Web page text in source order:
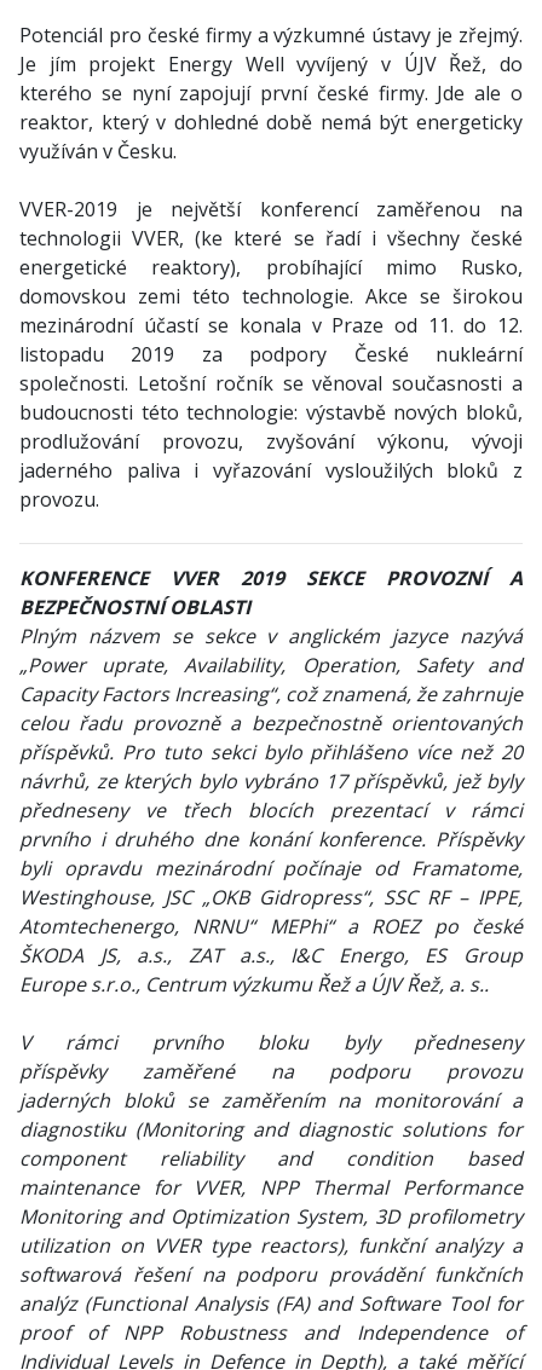
Potenciál pro české firmy a výzkumné ústavy je zřejmý.
Je jím projekt Energy Well vyvíjený v ÚJV Řež, do
kterého se nyní zapojují první české firmy. Jde ale o
reaktor, který v dohledné době nemá být energeticky
využíván v Česku.
VVER-2019 je největší konferencí zaměřenou na
technologii VVER, (ke které se řadí i všechny české
energetické reaktory), probíhající mimo Rusko,
domovskou zemi této technologie. Akce se širokou
mezinárodní účastí se konala v Praze od 11. do 12.
listopadu 2019 za podpory České nukleární
společnosti. Letošní ročník se věnoval současnosti a
budoucnosti této technologie: výstavbě nových bloků,
prodlužování provozu, zvyšování výkonu, vývoji
jaderného paliva i vyřazování vysloužilých bloků z
provozu.
KONFERENCE VVER 2019 SEKCE PROVOZNÍ A
BEZPEČNOSTNÍ OBLASTI
Plným názvem se sekce v anglickém jazyce nazývá
„Power uprate, Availability, Operation, Safety and
Capacity Factors Increasing“, což znamená, že zahrnuje
celou řadu provozně a bezpečnostně orientovaných
příspěvků. Pro tuto sekci bylo přihlášeno více než 20
návrhů, ze kterých bylo vybráno 17 příspěvků, jež byly
předneseny ve třech blocích prezentací v rámci
prvního i druhého dne konání konference. Příspěvky
byli opravdu mezinárodní počínaje od Framatome,
Westinghouse, JSC „OKB Gidropress“, SSC RF – IPPE,
Atomtechenergo, NRNU“ MEPhi“ a ROEZ po české
ŠKODA JS, a.s., ZAT a.s., I&C Energo, ES Group
Europe s.r.o., Centrum výzkumu Řež a ÚJV Řež, a. s..
V rámci prvního bloku byly předneseny
příspěvky zaměřené na podporu provozu
jaderných bloků se zaměřením na monitorování a
diagnostiku (Monitoring and diagnostic solutions for
component reliability and condition based
maintenance for VVER, NPP Thermal Performance
Monitoring and Optimization System, 3D profilometry
utilization on VVER type reactors), funkční analýzy a
softwarová řešení na podporu provádění funkčních
analýz (Functional Analysis (FA) and Software Tool for
proof of NPP Robustness and Independence of
Individual Levels in Defence in Depth), a také měřící